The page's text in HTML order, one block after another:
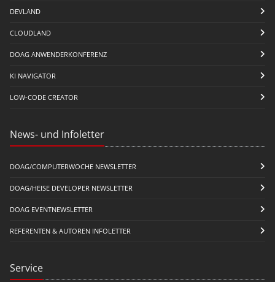
DEVLAND
CLOUDLAND
DOAG ANWENDERKONFERENZ
KI NAVIGATOR
LOW-CODE CREATOR
News- und Infoletter
DOAG/COMPUTERWOCHE NEWSLETTER
DOAG/HEISE DEVELOPER NEWSLETTER
DOAG EVENTNEWSLETTER
REFERENTEN & AUTOREN INFOLETTER
Service